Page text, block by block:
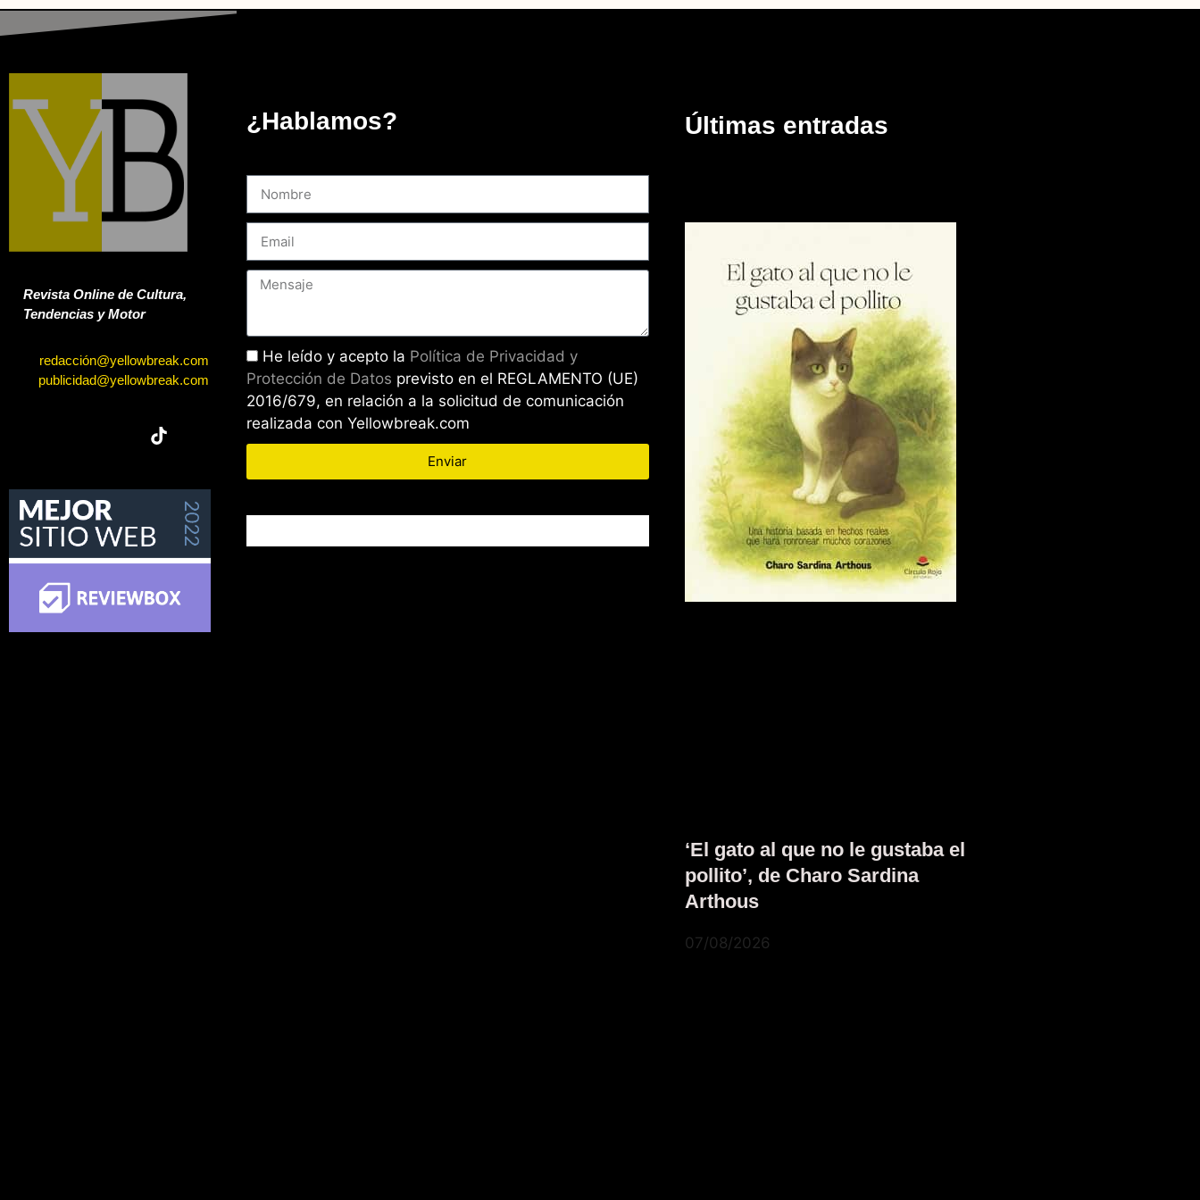
Revista Online de Cultura,
Tendencias y Motor
redacción@yellowbreak.com
publicidad@yellowbreak.com
¿Hablamos?
He leído y acepto la Política de Privacidad y
Protección de Datos previsto en el REGLAMENTO (UE)
2016/679, en relación a la solicitud de comunicación
realizada con Yellowbreak.com
Enviar
Últimas entradas
‘El gato al que no le gustaba el
pollito’, de Charo Sardina
Arthous
07/08/2026